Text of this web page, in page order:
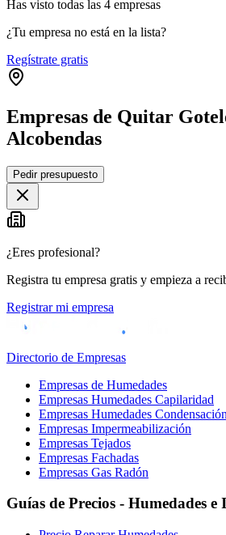
Has visto todas las 4 empresas
¿Tu empresa no está en la lista?
Regístrate gratis
Empresas de Quitar
Alcobendas
+
−
Pedir presupuesto
¿Eres profesional?
Registra tu empresa gratis y empieza a
Registrar mi empresa
Directorio de Empresas
Empresas de Humedades
Empresas Humedades Capilaridad
Empresas Humedades Condensación
Empresas Impermeabilización
Empresas Tejados
Empresas Fachadas
Empresas Gas Radón
Guías de Precios - Humedades